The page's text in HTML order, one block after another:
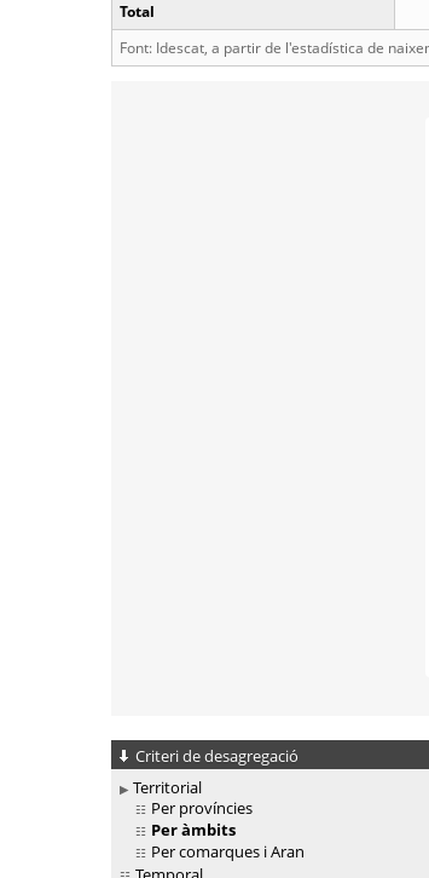
Total
Font: Idescat, a partir de l'estadística de
Criteri de desagregació
Territorial
Per províncies
Per àmbits
Per comarques i Aran